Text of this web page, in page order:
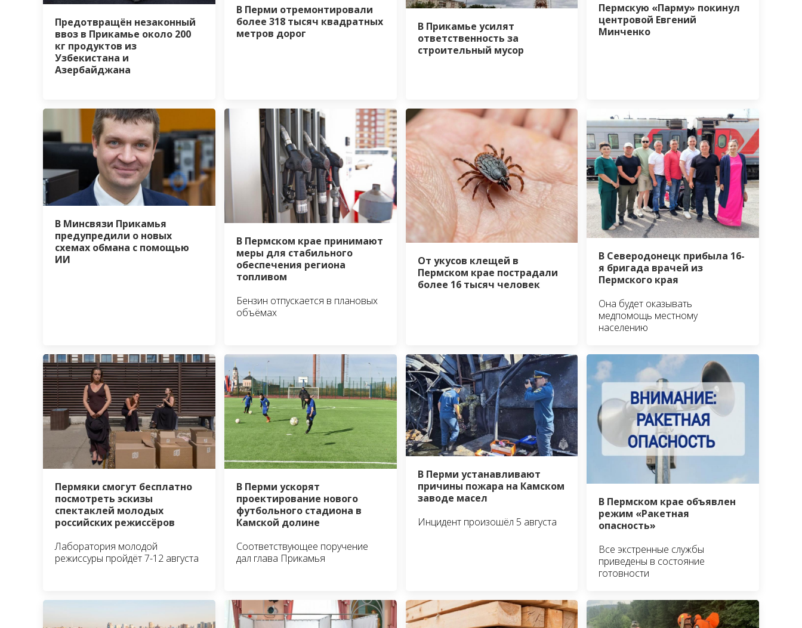
Предотвращён незаконный
ввоз в Прикамье около 200
кг продуктов из
Узбекистана и
Азербайджана
В Перми отремонтировали
более 318 тысяч квадратных
метров дорог
В Прикамье усилят
ответственность за
строительный мусор
Пермскую «Парму» покинул
центровой Евгений
Минченко
В Минсвязи Прикамья
предупредили о новых
схемах обмана с помощью
ИИ
В Пермском крае принимают
меры для стабильного
обеспечения региона
топливом
Бензин отпускается в плановых
объёмах
От укусов клещей в
Пермском крае пострадали
более 16 тысяч человек
В Северодонецк прибыла 16-
я бригада врачей из
Пермского края
Она будет оказывать
медпомощь местному
населению
Пермяки смогут бесплатно
посмотреть эскизы
спектаклей молодых
российских режиссёров
Лаборатория молодой
режиссуры пройдёт 7-12 августа
В Перми ускорят
проектирование нового
футбольного стадиона в
Камской долине
Соответствующее поручение
дал глава Прикамья
В Перми устанавливают
причины пожара на Камском
заводе масел
Инцидент произошёл 5 августа
В Пермском крае объявлен
режим «Ракетная
опасность»
Все экстренные службы
приведены в состояние
готовности